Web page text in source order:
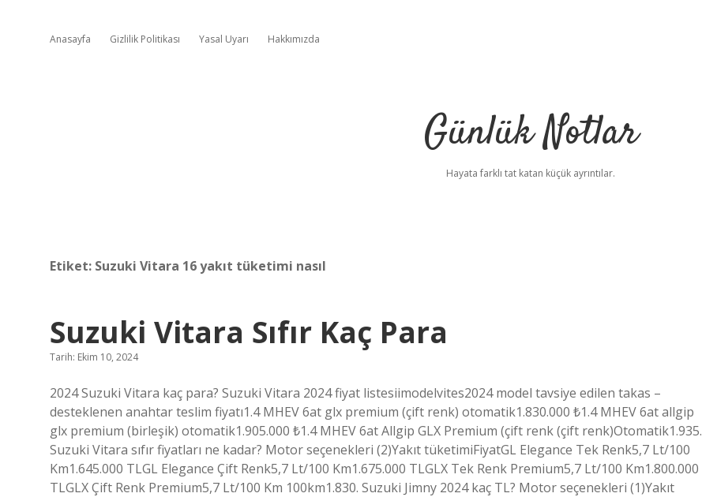
Anasayfa Gizlilik Politikası Yasal Uyarı Hakkımızda
Günlük Notlar
Hayata farklı tat katan küçük ayrıntılar.
Etiket: Suzuki Vitara 16 yakıt tüketimi nasıl
Suzuki Vitara Sıfır Kaç Para
Tarih: Ekim 10, 2024
2024 Suzuki Vitara kaç para? Suzuki Vitara 2024 fiyat listesiimodelvites2024 model tavsiye edilen takas –
desteklenen anahtar teslim fiyatı1.4 MHEV 6at glx premium (çift renk) otomatik1.830.000 ₺1.4 MHEV 6at allgip
glx premium (birleşik) otomatik1.905.000 ₺1.4 MHEV 6at Allgip GLX Premium (çift renk (çift renk)Otomatik1.935.
Suzuki Vitara sıfır fiyatları ne kadar? Motor seçenekleri (2)Yakıt tüketimiFiyatGL Elegance Tek Renk5,7 Lt/100
Km1.645.000 TLGL Elegance Çift Renk5,7 Lt/100 Km1.675.000 TLGLX Tek Renk Premium5,7 Lt/100 Km1.800.000
TLGLX Çift Renk Premium5,7 Lt/100 Km 100km1.830. Suzuki Jimny 2024 kaç TL? Motor seçenekleri (1)Yakıt